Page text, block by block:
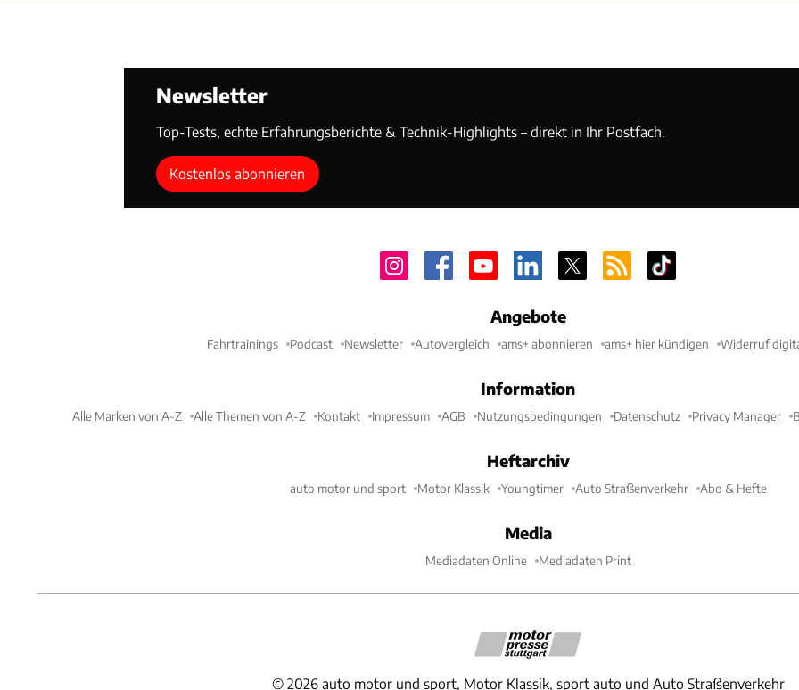
Newsletter
Top-Tests, echte Erfahrungsberichte & Technik-Highlights – direkt in Ihr Postfach.
Kostenlos abonnieren
Angebote
Fahrtrainings Podcast Newsletter Autovergleich ams+ abonnieren ams+ hier kündigen Widerruf
Information
Alle Marken von A-Z Alle Themen von A-Z Kontakt Impressum AGB Nutzungsbedingungen Datenschutz Privacy Manager
Heftarchiv
auto motor und sport Motor Klassik Youngtimer Auto Straßenverkehr Abo & Hefte
Media
Mediadaten Online Mediadaten Print
© 2026 auto motor und sport, Motor Klassik, sport auto und Auto Straßenverkehr